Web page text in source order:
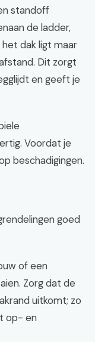
standoff
de ladder,
dak ligt maar
Dit zorgt
en geeft je
Voordat je
beschadigingen.
goed
of een
Zorg dat de
uitkomt; zo
op- en